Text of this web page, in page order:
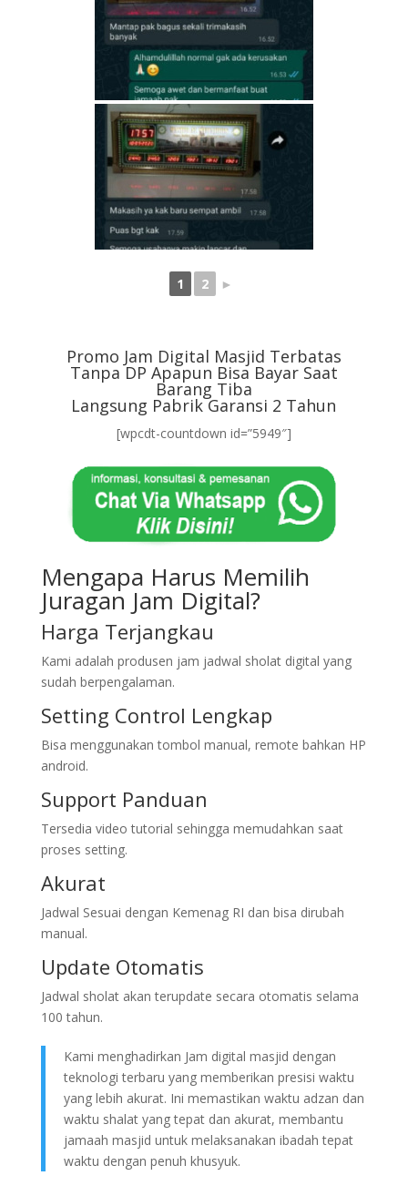
1 2 ►
Promo Jam Digital Masjid Terbatas
Tanpa DP Apapun Bisa Bayar Saat
Barang Tiba
Langsung Pabrik Garansi 2 Tahun
[wpcdt-countdown id=”5949″]
Mengapa Harus Memilih
Juragan Jam Digital?
Harga Terjangkau
Kami adalah produsen jam jadwal sholat digital yang
sudah berpengalaman.
Setting Control Lengkap
Bisa menggunakan tombol manual, remote bahkan HP
android.
Support Panduan
Tersedia video tutorial sehingga memudahkan saat
proses setting.
Akurat
Jadwal Sesuai dengan Kemenag RI dan bisa dirubah
manual.
Update Otomatis
Jadwal sholat akan terupdate secara otomatis selama
100 tahun.
Kami menghadirkan Jam digital masjid dengan
teknologi terbaru yang memberikan presisi waktu
yang lebih akurat. Ini memastikan waktu adzan dan
waktu shalat yang tepat dan akurat, membantu
jamaah masjid untuk melaksanakan ibadah tepat
waktu dengan penuh khusyuk.